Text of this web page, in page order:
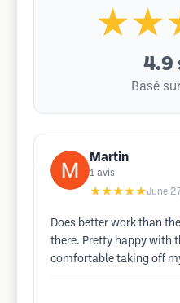
4.9
Basé
Martin
1 avis
★★★★★June
Does better work than
there. Pretty happy with
comfortable taking off